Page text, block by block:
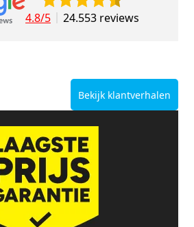
4.8/5 24.553 reviews
Bekijk klantverhalen